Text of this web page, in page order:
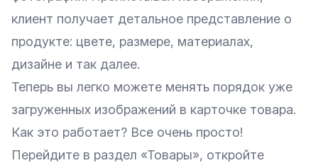
клиент получает детальное представление о
продукте: цвете, размере, материалах,
дизайне и так далее.
Теперь вы легко можете менять порядок уже
загруженных изображений в карточке товара.
Как это работает? Все очень просто!
Перейдите в раздел «Товары», откройте